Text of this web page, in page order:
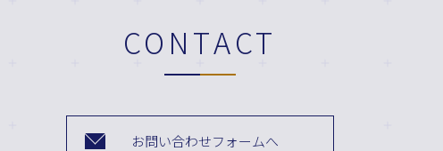
CONTACT
お問い合わせフォームへ